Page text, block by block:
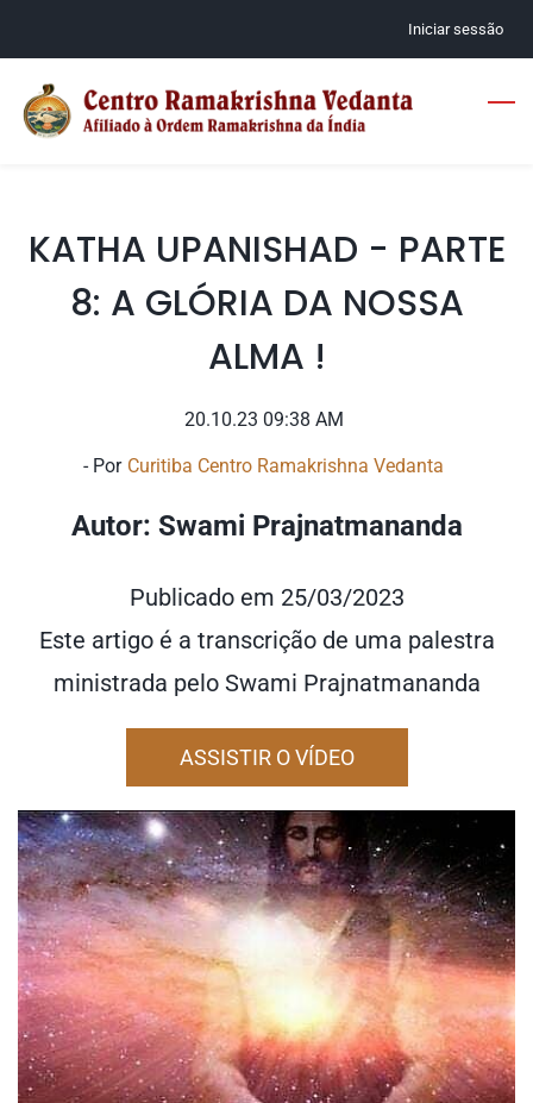
main
content
Iniciar sessão
KATHA UPANISHAD - PARTE
8: A GLÓRIA DA NOSSA
ALMA !
20.10.23 09:38 AM
- Por Curitiba Centro Ramakrishna Vedanta
Autor: Swami Prajnatmananda
Publicado em 25/03/2023
Este artigo é a transcrição de uma palestra
ministrada pelo Swami Prajnatmananda
ASSISTIR O VÍDEO